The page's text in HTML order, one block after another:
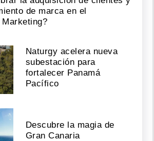
de marca en el
Naturgy acelera nueva
subestación para
fortalecer Panamá
Pacífico
Descubre la magia de
Gran Canaria